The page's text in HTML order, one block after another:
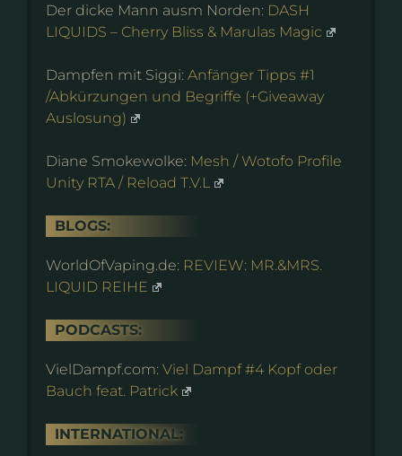
Der dicke Mann ausm Norden: DASH
LIQUIDS – Cherry Bliss & Marulas Magic
Dampfen mit Siggi: Anfänger Tipps #1
/Abkürzungen und Begriffe (+Giveaway
Auslosung)
Diane Smokewolke: Mesh / Wotofo Profile
Unity RTA / Reload T.V.L
BLOGS:
WorldOfVaping.de: REVIEW: MR.&MRS.
LIQUID REIHE
PODCASTS:
VielDampf.com: Viel Dampf #4 Kopf oder
Bauch feat. Patrick
INTERNATIONAL: